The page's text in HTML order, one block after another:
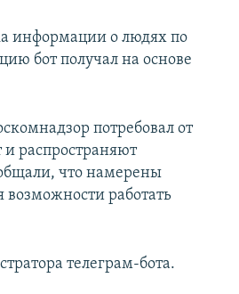
информации о людях по
бот получал на основе
потребовал от
и распространяют
что намерены
возможности работать
телеграм-бота.